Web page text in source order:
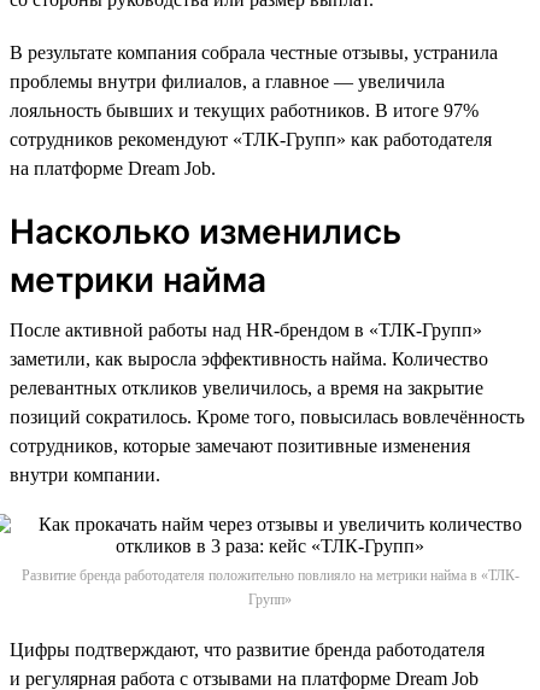
В результате компания собрала честные отзывы, устранила
проблемы внутри филиалов, а главное — увеличила
лояльность бывших и текущих работников. В итоге 97%
сотрудников рекомендуют «ТЛК-Групп» как работодателя
на платформе Dream Job.
Насколько изменились
метрики найма
После активной работы над HR-брендом в «ТЛК-Групп»
заметили, как выросла эффективность найма. Количество
релевантных откликов увеличилось, а время на закрытие
позиций сократилось. Кроме того, повысилась вовлечённость
сотрудников, которые замечают позитивные изменения
внутри компании.
Развитие бренда работодателя положительно повлияло на метрики найма в «ТЛК-
Групп»
Цифры подтверждают, что развитие бренда работодателя
и регулярная работа с отзывами на платформе Dream Job